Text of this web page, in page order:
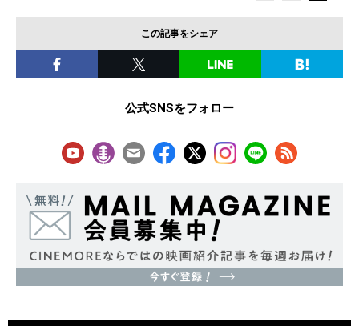
この記事をシェア
公式SNSをフォロー